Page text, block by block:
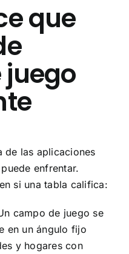
que
de las aplicaciones
enfrentar.
si una tabla califica:
campo de juego se
en un ángulo fijo
y hogares con